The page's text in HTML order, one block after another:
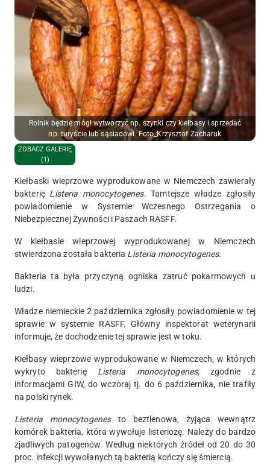
Rolnik będzie mógł wytworzyć np. szynki czy kiełbasy i sprzedać
np. turyście lub sąsiadowi. Foto_Krzysztof Zacharuk
ZOBACZ GALERIĘ
(1)
Kiełbaski wieprzowe wyprodukowane w Niemczech zawierały
bakterię Listeria monocytogenes. Tamtejsze władze zgłosiły
powiadomienie w Systemie Wczesnego Ostrzegania o
Niebezpiecznej Żywności i Paszach RASFF.
W kiełbasie wieprzowej wyprodukowanej w Niemczech
stwierdzona została bakteria Listeria monocytogenes.
Bakteria ta była przyczyną ogniska zatruć pokarmowych u
ludzi.
Władze niemieckie 2 października zgłosiły powiadomienie w tej
sprawie w systemie RASFF. Główny inspektorat weterynarii
informuje, że dochodzenie tej sprawie jest w toku.
Kiełbasy wieprzowe wyprodukowane w Niemczech, w których
wykryto bakterię Listeria monocytogenes,zgodnie z
informacjami GIW, do wczoraj tj. do 6 października, nie trafiły
na polski rynek.
Listeria monocytogenes to beztlenowa, żyjąca wewnątrz
komórek bakteria, która wywołuje listeriozę. Należy do bardzo
zjadliwych patogenów. Według niektórych źródeł od 20 do 30
proc. infekcji wywołanych tą bakterią kończy się śmiercią.